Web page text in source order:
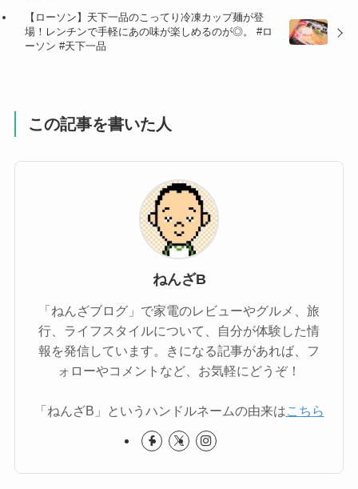
【ローソン】天下一品のこってり冷凍カップ麺が登
場！レンチンで手軽にあの味が楽しめるのが◎。 #ロ
ーソン #天下一品
この記事を書いた人
ねんざB
「ねんざブログ」で家電のレビューやグルメ、旅
行、ライフスタイルについて、自分が体験した情
報を発信しています。きになる記事があれば、フ
ォローやコメントなど、お気軽にどうぞ！
「ねんざB」というハンドルネームの由来はこちら